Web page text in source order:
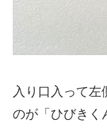
入り口入って左
のが「ひびきく